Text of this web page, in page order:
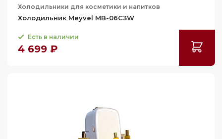
Холодильники для косметики и напитков
Холодильник Meyvel MB-06C3W
Есть в наличии
4 699 ₽